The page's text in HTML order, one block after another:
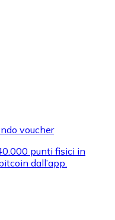
preferiti con
voucher
punti fisici in
dall’app.